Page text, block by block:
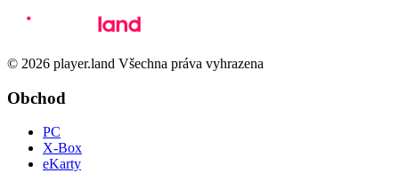
© 2026 player.land Všechna práva vyhrazena
Obchod
PC
X-Box
eKarty